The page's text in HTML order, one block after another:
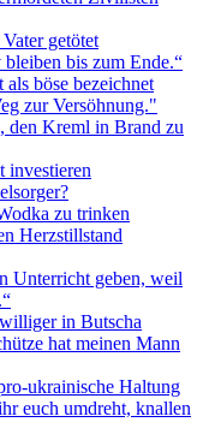
getötet
bis zum Ende.“
als böse bezeichnet
zur Versöhnung."
den Kreml in Brand zu
investieren
zu trinken
Herzstillstand
Unterricht geben, weil
in Butscha
hat meinen Mann
ukrainische Haltung
euch umdreht, knallen